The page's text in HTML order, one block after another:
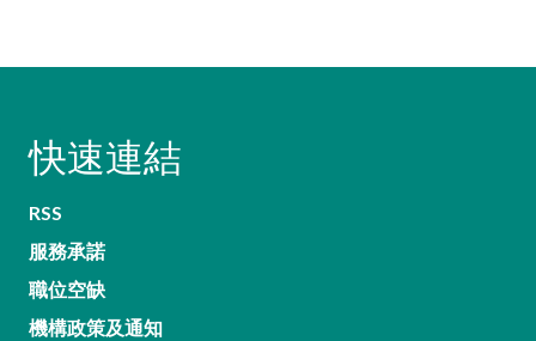
快速連結
RSS
服務承諾
職位空缺
機構政策及通知